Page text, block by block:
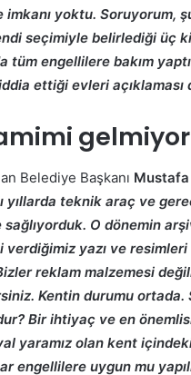
yoktu. Soruyorum,
seçimiyle belirlediği üç
tüm engellilere bakım
ettiği evleri açıklaması
Belediye Başkanı Mustafa
yıllarda teknik araç ve
O dönemin
yazı ve resimleri
reklam malzemesi
Kentin durumu
Bir ihtiyaç ve en
yaramız olan kent
engellilere uygun mu